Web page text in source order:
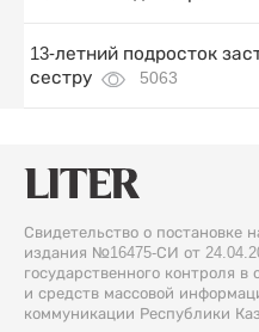
13-летний подросток
сестру
5063
Свидетельство о постановке
издания №16475-СИ от
государственного контроля
и средств массовой
коммуникации Республики